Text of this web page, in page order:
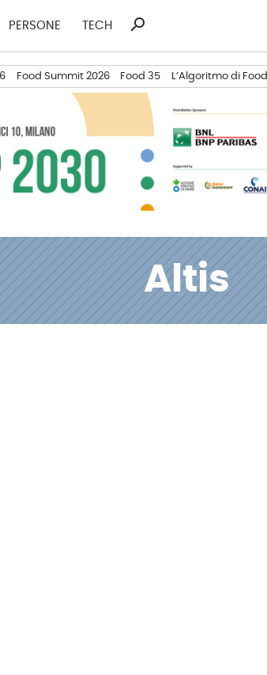
PERSONE TECH
Ricerca
search
Food Summit 2026 Food 35 L’Algoritmo di Food
Altis